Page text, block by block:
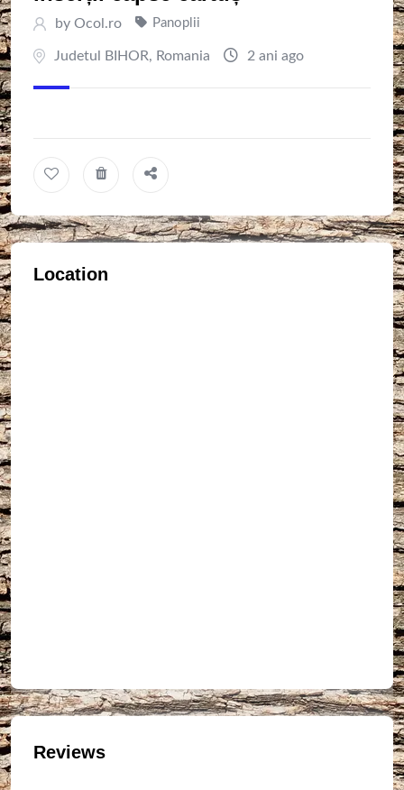
by Ocol.ro Panoplii
Judetul BIHOR, Romania 2 ani ago
Location
Reviews